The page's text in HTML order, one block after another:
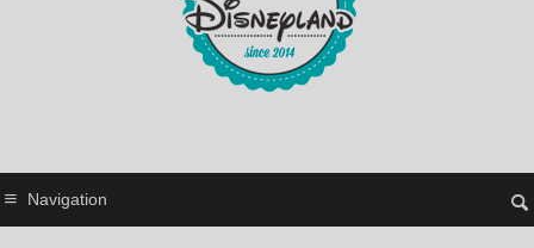
Navigation